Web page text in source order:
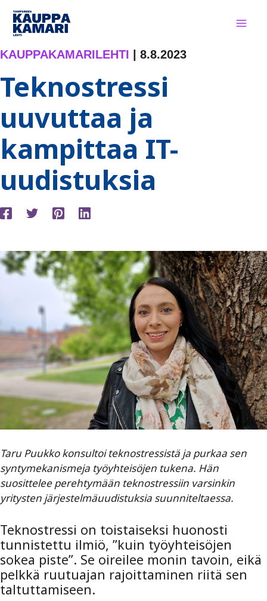
Siirry
sisältöön
KAUPPAKAMARILEHTI 8.8.2023
Teknostressi
uuvuttaa ja
kampittaa IT-
uudistuksia
Taru Puukko konsultoi teknostressistä ja purkaa sen
syntymekanismeja työyhteisöjen tukena. Hän
suosittelee perehtymään teknostressiin varsinkin
yritysten järjestelmäuudistuksia suunniteltaessa.
Teknostressi on toistaiseksi huonosti
tunnistettu ilmiö, ”kuin työyhteisöjen
sokea piste”. Se oireilee monin tavoin, eikä
pelkkä ruutuajan rajoittaminen riitä sen
taltuttamiseen.